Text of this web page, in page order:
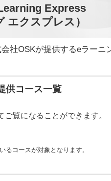
Express
エクスプレス）
社OSKが提供するeラーニ
コース一覧
覧になることができます。
るコースが対象となります。